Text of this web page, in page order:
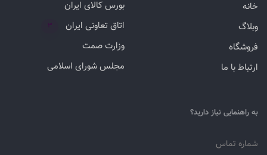
خانه
وبلاگ
فروشگاه
ارتباط با ما
بورس کالای ایران
اتاق تعاونی ایران
۳
وزارت صمت
مجلس شورای اسلامی
به راهنمایی نیاز دارید؟
شماره تماس